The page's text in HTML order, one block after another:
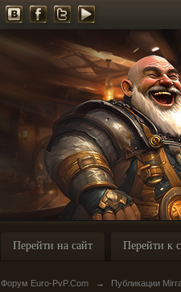
Перейти на сайт Перейти к
Форум Euro-PvP.Com → Публикации